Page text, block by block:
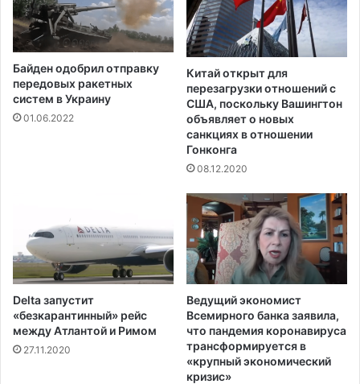
Байден одобрил отправку
передовых ракетных
систем в Украину
01.06.2022
Китай открыт для
перезагрузки отношений с
США, поскольку Вашингтон
объявляет о новых
санкциях в отношении
Гонконга
08.12.2020
Delta запустит
«безкарантинный» рейс
между Атлантой и Римом
27.11.2020
Ведущий экономист
Всемирного банка заявила,
что пандемия коронавируса
трансформируется в
«крупный экономический
кризис»